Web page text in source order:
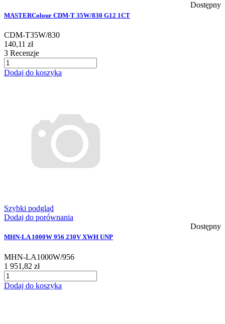
Dostępny
MASTERColour CDM-T 35W/830 G12 1CT
CDM-T35W/830
140,11 zł
3 Recenzje
Dodaj do koszyka
Szybki podgląd
Dodaj do porównania
Dostępny
MHN-LA 1000W 956 230V XWH UNP
MHN-LA1000W/956
1 951,82 zł
Dodaj do koszyka